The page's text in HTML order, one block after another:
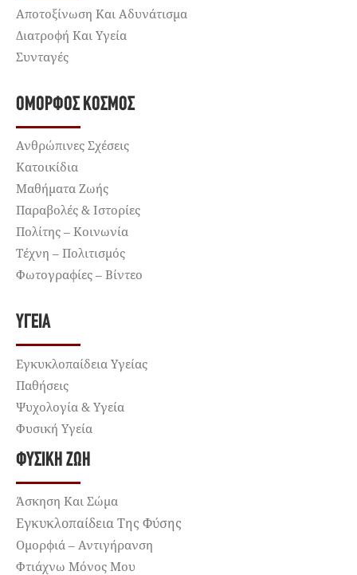
Αποτοξίνωση Και Αδυνάτισμα
Διατροφή Και Υγεία
Συνταγές
ΌΜΟΡΦΟΣ ΚΌΣΜΟΣ
Ανθρώπινες Σχέσεις
Κατοικίδια
Μαθήματα Ζωής
Παραβολές & Ιστορίες
Πολίτης – Κοινωνία
Τέχνη – Πολιτισμός
Φωτογραφίες – Βίντεο
ΥΓΕΊΑ
Εγκυκλοπαίδεια Υγείας
Παθήσεις
Ψυχολογία & Υγεία
Φυσική Υγεία
ΦΥΣΙΚΉ ΖΩΉ
Άσκηση Και Σώμα
Εγκυκλοπαίδεια Της Φύσης
Ομορφιά – Αντιγήρανση
Φτιάχνω Μόνος Μου